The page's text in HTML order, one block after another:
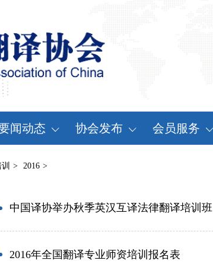
闻动态
会员动态
协会发布
认证服务
实习基地认证
会员服务
缴费说明
注册须知
> 2016 >
中国译协举办秋季英汉互译法律翻译培训班
2016年全国翻译专业师资培训报名表